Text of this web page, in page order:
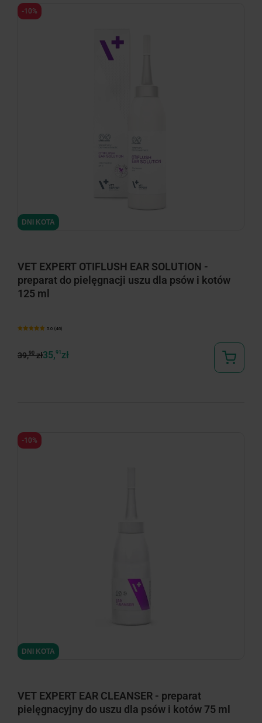
DNI KOTA
VET EXPERT OTIFLUSH EAR SOLUTION -
preparat do pielęgnacji uszu dla psów i kotów
125 ml
5.0 (46)
39,90zł35,91 zł
-10%
DNI KOTA
VET EXPERT EAR CLEANSER - preparat
pielęgnacyjny do uszu dla psów i kotów 75 ml
-10%